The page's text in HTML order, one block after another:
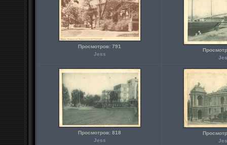
Просмотров: 791
Jess
Просмотров: 818
Jess